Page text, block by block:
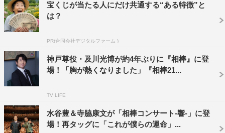
ど、先ほど一緒にさせていただいた時は、寺脇さんと塚地
さんの力に支えられながら、すごく楽しい空気でした」
早川は「コロナの影響でたくさんのエンターテインメント
の場が失われているなと日々感じているので、こんなすて
きな企画を実践しようと動いてくださる方がいるというこ
いただけるということで本当にありがたい機会だなと思っ
ています。配信と言う形ではありますが、皆さんに楽しい
宝くじが当たる人にだけ共通する“ある特徴”と
は？
PR(合同会社デジタルファーム )
神戸尊役・及川光博が約4年ぶりに『相棒』に登
場！「胸が熱くなりました」『相棒21...
TV LIFE
水谷豊＆寺脇康文が「相棒コンサート-響-」に登
場！再タッグに「これが僕らの運命」...